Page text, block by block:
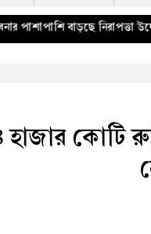
উদ্বেগ◈ দ্য ডিপ্লোম্যাটের
হাজার কোটি